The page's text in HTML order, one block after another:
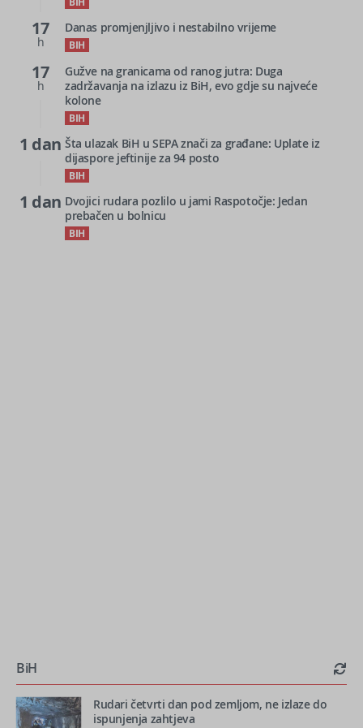
17
h
Danas promjenjljivo i nestabilno vrijeme
BIH
17
h
Gužve na granicama od ranog jutra: Duga
zadržavanja na izlazu iz BiH, evo gdje su najveće
kolone
BIH
1 dan Šta ulazak BiH u SEPA znači za građane: Uplate iz
dijaspore jeftinije za 94 posto
BIH
1 dan Dvojici rudara pozlilo u jami Raspotočje: Jedan
prebačen u bolnicu
BIH
BiH
Rudari četvrti dan pod zemljom, ne izlaze do
ispunjenja zahtjeva